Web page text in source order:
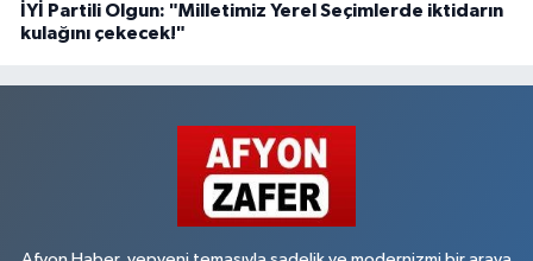
İYİ Partili Olgun: "Milletimiz Yerel Seçimlerde iktidarın
kulağını çekecek!"